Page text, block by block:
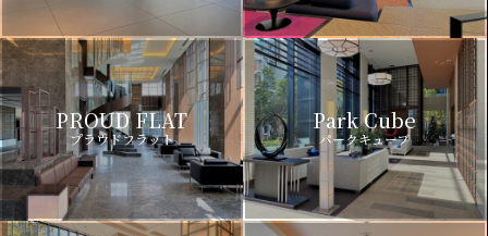
PROUD FLAT
プラウドフラット
Park Cube
パークキューブ